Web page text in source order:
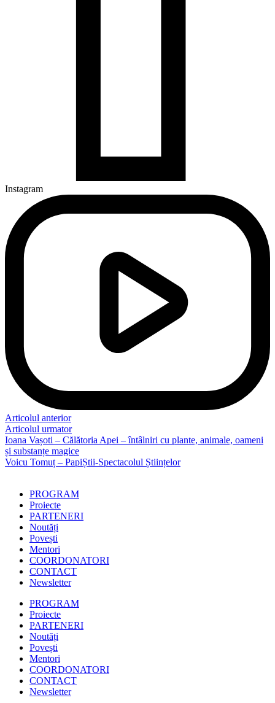
Instagram
Articolul anterior
Articolul urmator
Ioana Vașoti – Călătoria Apei – întâlniri cu plante, animale, oameni
și substanțe magice
Voicu Tomuț – PapiȘtii-Spectacolul Științelor
PROGRAM
Proiecte
PARTENERI
Noutăți
Povești
Mentori
COORDONATORI
CONTACT
Newsletter
PROGRAM
Proiecte
PARTENERI
Noutăți
Povești
Mentori
COORDONATORI
CONTACT
Newsletter